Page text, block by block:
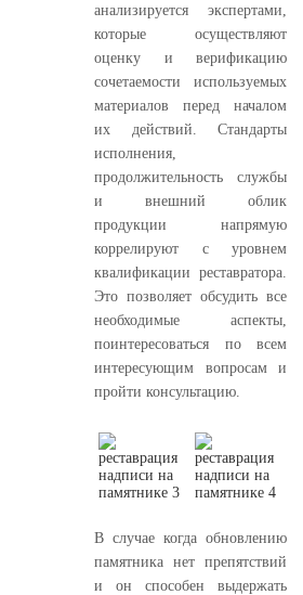
анализируется экспертами,
которые осуществляют
оценку и верификацию
сочетаемости используемых
материалов перед началом
их действий. Стандарты
исполнения,
продолжительность службы
и внешний облик
продукции напрямую
коррелируют с уровнем
квалификации реставратора.
Это позволяет обсудить все
необходимые аспекты,
поинтересоваться по всем
интересующим вопросам и
пройти консультацию.
В случае когда обновлению
памятника нет препятствий
и он способен выдержать